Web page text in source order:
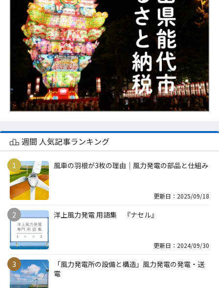
週間 人気記事ランキング
風車の羽根が3枚の理由｜風力発電の部品と仕組み
更新日：2025/09/18
洋上風力発電 用語集 『ナセル』
更新日：2024/09/30
「風力発電所の設備と構造」風力発電の発電・送
電